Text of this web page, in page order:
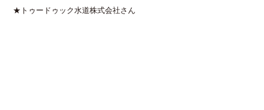
★トゥードゥック水道株式会社さん